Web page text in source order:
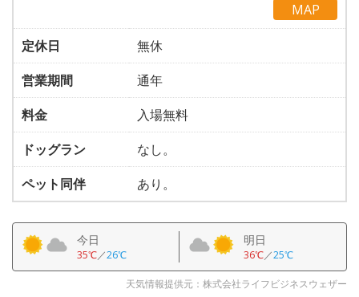
MAP
定休日
無休
営業期間
通年
料金
入場無料
ドッグラン
なし。
ペット同伴
あり。
今日
35℃／26℃
明日
36℃／25℃
天気情報提供元：株式会社ライフビジネスウェザー